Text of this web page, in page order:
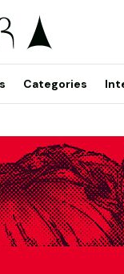
Categories